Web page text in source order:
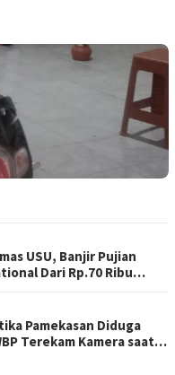
USU, Banjir Pujian
Dari Rp.70 Ribu
Pamekasan Diduga
saat